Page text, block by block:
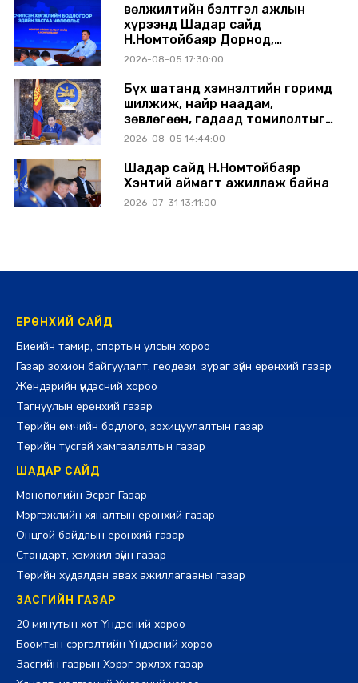
Өвөлжилтийн бэлтгэл ажлын
хүрээнд Шадар сайд
Н.Номтойбаяр Дорнод,
Сүхбаатар аймагт ажиллав
2026-08-05 17:30:00
Бүх шатанд хэмнэлтийн горимд
шилжиж, найр наадам,
зөвлөгөөн, гадаад томилолтыг
хориглолоо
2026-08-05 14:44:00
Шадар сайд Н.Номтойбаяр
Хэнтий аймагт ажиллаж байна
2026-07-31 13:11:00
ЕРӨНХИЙ САЙД
Биеийн тамир, спортын улсын хороо
Газар зохион байгуулалт, геодези, зураг зүйн ерөнхий газар
Жендэрийн үндэсний хороо
Тагнуулын ерөнхий газар
Төрийн өмчийн бодлого, зохицуулалтын газар
Төрийн тусгай хамгаалалтын газар
ШАДАР САЙД
Монополийн Эсрэг Газар
Мэргэжлийн хяналтын ерөнхий газар
Онцгой байдлын ерөнхий газар
Стандарт, хэмжил зүйн газар
Төрийн худалдан авах ажиллагааны газар
ЗАСГИЙН ГАЗАР
20 минутын хот Үндэсний хороо
Боомтын сэргэлтийн Үндэсний хороо
Засгийн газрын Хэрэг эрхлэх газар